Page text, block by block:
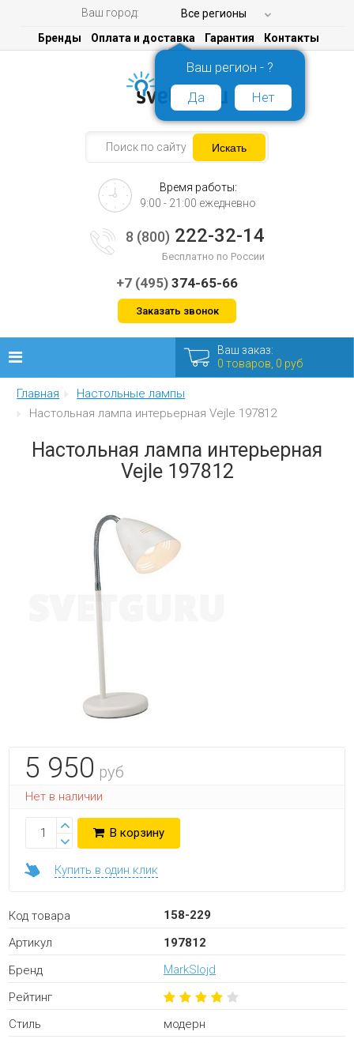
Ваш город: Все регионы
Ваш регион - ?
Да
Нет
Бренды Оплата и доставка Гарантия Контакты
Время работы:
9:00 - 21:00 ежедневно
8 (800) 222-32-14
Бесплатно по России
+7 (495) 374-65-66
Заказать звонок
Люстры
Интерьерные
Распродажа
Ваш заказ:
0 товаров, 0 руб
Главная
Настольные лампы
Настольная лампа интерьерная Vejle 197812
Настольная лампа интерьерная
Vejle 197812
5 950 руб
Нет в наличии
В корзину
Купить в один клик
Код товара
158-229
Артикул
197812
Бренд
MarkSlojd
Рейтинг
Стиль
модерн